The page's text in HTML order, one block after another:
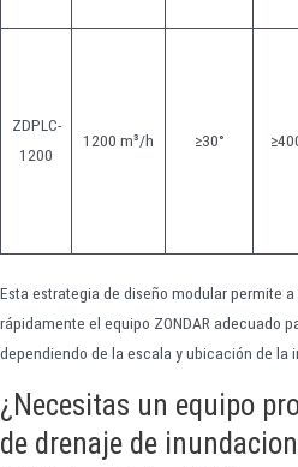
ZDPLC-
1200
1200 m³/h ≥30°
Esta estrategia de diseño modular permite
rápidamente el equipo ZONDAR adecuado
dependiendo de la escala y ubicación de la
¿Necesitas un equipo
de drenaje de